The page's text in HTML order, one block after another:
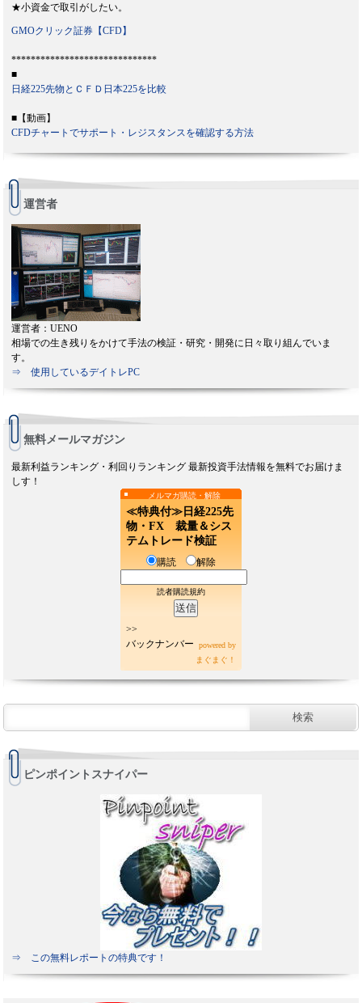
★小資金で取引がしたい。
GMOクリック証券【CFD】
******************************
■
日経225先物とＣＦＤ日本225を比較
■【動画】
CFDチャートでサポート・レジスタンスを確認する方法
運営者
運営者：UENO
相場での生き残りをかけて手法の検証・研究・開発に日々取り組んでいま
す。
⇒ 使用しているデイトレPC
無料メールマガジン
最新利益ランキング・利回りランキング 最新投資手法情報を無料でお届けま
しす！
メルマガ購読・解除
≪特典付≫日経225先
物・FX 裁量＆シス
テムトレード検証
購読 解除
読者購読規約
>>
バックナンバー
powered by
まぐまぐ！
ピンポイントスナイパー
⇒ この無料レポートの特典です！